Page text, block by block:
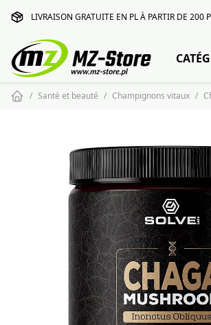
LIVRAISON GRATUITE EN PL À PARTIR DE 200
Santé et beauté Champignons vitaux